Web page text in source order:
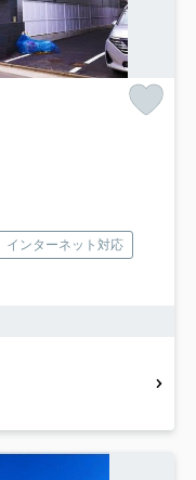
インターネット対応